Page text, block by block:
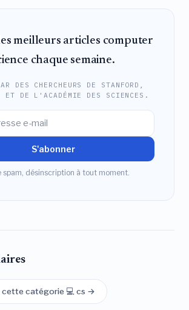
meilleurs articles computer
chaque semaine.
DES CHERCHEURS DE STANFORD,
ET DE L'ACADÉMIE DES SCIENCES.
S'abonner
spam, désinscription à tout moment.
cette catégorie 💻 cs →